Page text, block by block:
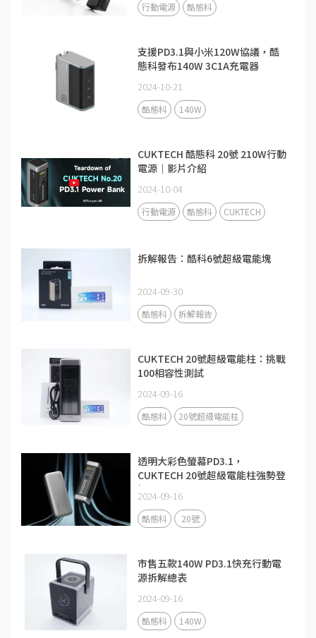
行動電源 酷態科
支援PD3.1與小米120W協議，酷
態科發布140W 3C1A充電器
2024-10-21
酷態科 140W
CUKTECH 酷態科 20號 210W行動
電源｜影片介紹
2024-10-04
行動電源 酷態科 CUKTECH
拆解報告：酷科6號超級電能塊
2024-09-30
酷態科 拆解報告
CUKTECH 20號超級電能柱：挑戰
100相容性測試
2024-09-16
酷態科 20號超級電能柱
透明大彩色螢幕PD3.1，
CUKTECH 20號超級電能柱強勢登
場
2024-09-16
酷態科 20號
市售五款140W PD3.1快充行動電
源拆解總表
2024-09-16
酷態科 140W